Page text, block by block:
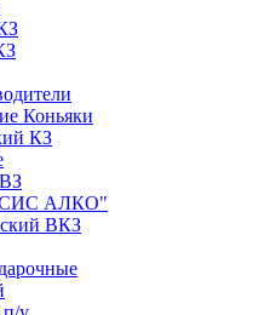
Коньяки
КЗ
АЛКО"
ВКЗ